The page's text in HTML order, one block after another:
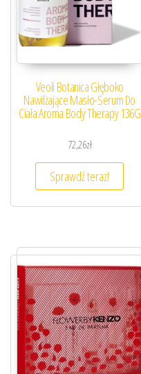
Veoli Botanica Głęboko
Nawilżające Masło-Serum Do
Ciała Aroma Body Therapy 136G
72,26zł
Sprawdź teraz!